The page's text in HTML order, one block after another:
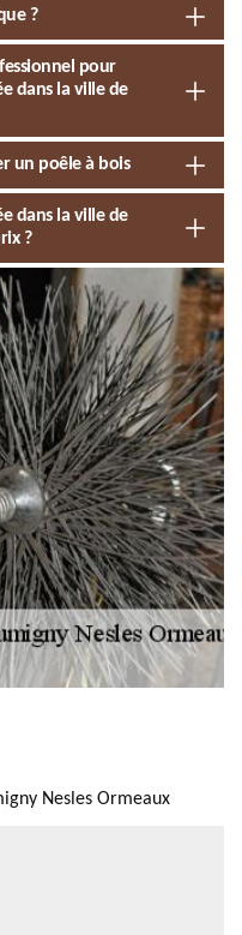
?
pour
dans la ville de
un poêle à bois
dans la ville de
?
Nesles Ormeaux